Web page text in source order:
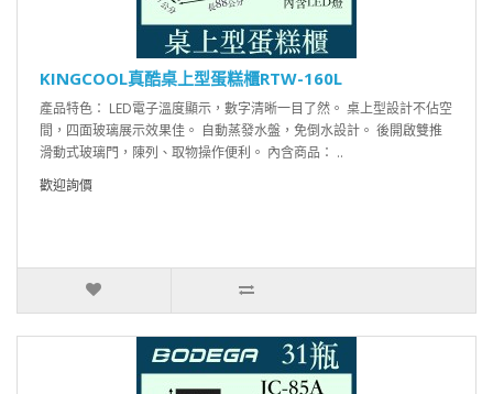
KINGCOOL真酷桌上型蛋糕櫃RTW-160L
產品特色： LED電子溫度顯示，數字清晰一目了然。 桌上型設計不佔空
間，四面玻璃展示效果佳。 自動蒸發水盤，免倒水設計。 後開啟雙推
滑動式玻璃門，陳列、取物操作便利。 內含商品： ..
歡迎詢價